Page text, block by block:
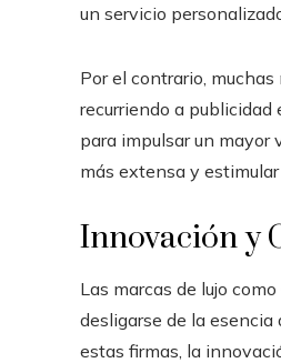
un servicio
Por el contrario,
recurriendo a publicidad
para impulsar un mayor
más extensa y
Innovación y
Las marcas de lujo
desligarse de la
estas firmas, la